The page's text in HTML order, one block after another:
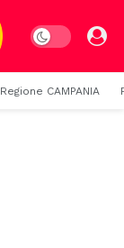
Dark mode
Regione CAMPANIA